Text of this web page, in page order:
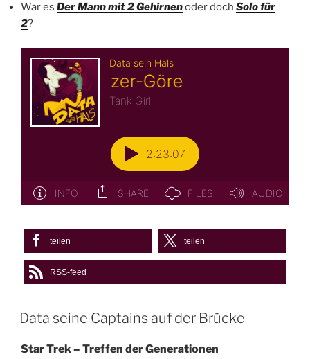
War es Der Mann mit 2 Gehirnenoder doch Solo für
2?
teilen teilen
RSS-feed
Data seine Captains auf der Brücke
Star Trek – Treffen der Generationen